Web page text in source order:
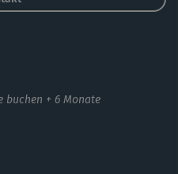
buchen + 6 Monate